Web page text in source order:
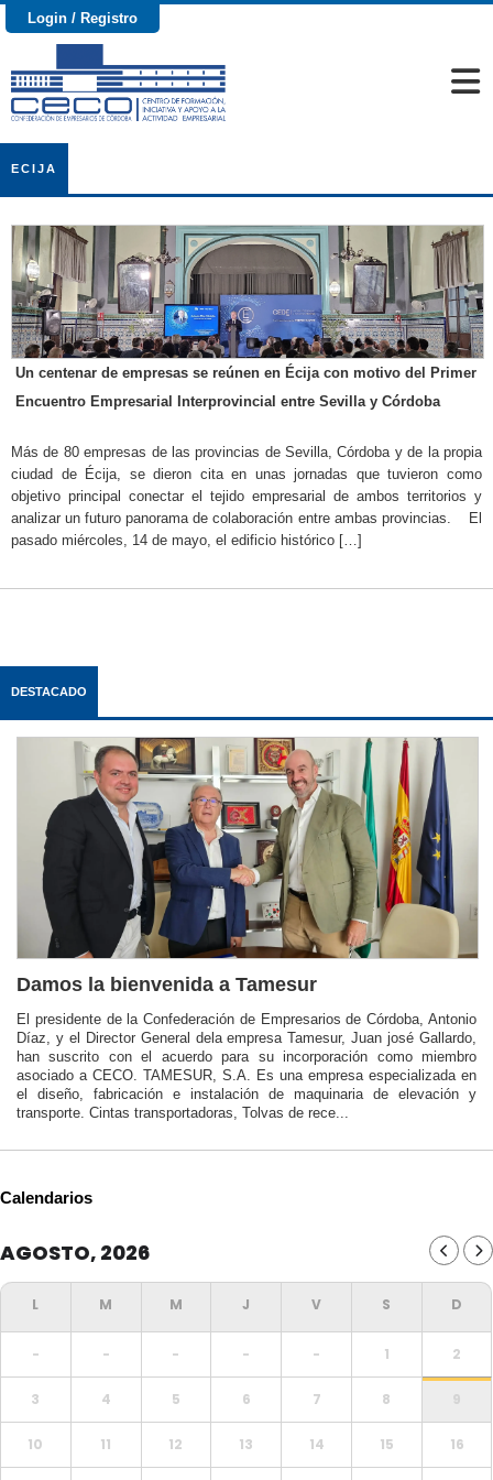
Login / Registro
ECIJA
Un centenar de empresas se reúnen en Écija con motivo del Primer
Encuentro Empresarial Interprovincial entre Sevilla y Córdoba
Más de 80 empresas de las provincias de Sevilla, Córdoba y de la propia
ciudad de Écija, se dieron cita en unas jornadas que tuvieron como
objetivo principal conectar el tejido empresarial de ambos territorios y
analizar un futuro panorama de colaboración entre ambas provincias. El
pasado miércoles, 14 de mayo, el edificio histórico […]
DESTACADO
Damos la bienvenida a Tamesur
El presidente de la Confederación de Empresarios de Córdoba, Antonio
Díaz, y el Director General dela empresa Tamesur, Juan josé Gallardo,
han suscrito con el acuerdo para su incorporación como miembro
asociado a CECO. TAMESUR, S.A. Es una empresa especializada en
el diseño, fabricación e instalación de maquinaria de elevación y
transporte. Cintas transportadoras, Tolvas de rece...
Calendarios
AGOSTO, 2026
- - - - - 1 2
3 4 5 6 7 8 9
10 11 12 13 14 15 16